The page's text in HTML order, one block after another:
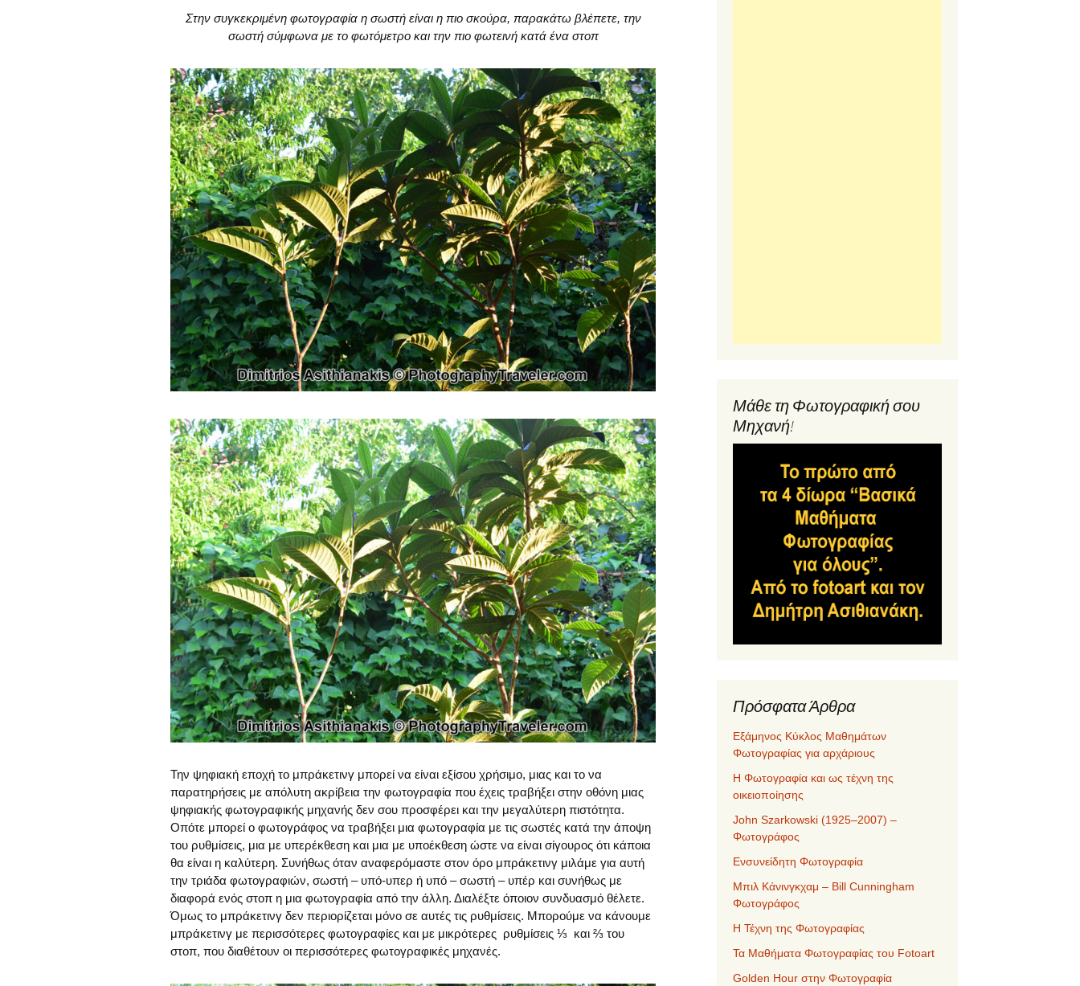
Στην συγκεκριμένη φωτογραφία η σωστή είναι η πιο σκούρα, παρακάτω βλέπετε, την
σωστή σύμφωνα με το φωτόμετρο και την πιο φωτεινή κατά ένα στοπ
Την ψηφιακή εποχή το μπράκετινγ μπορεί να είναι εξίσου χρήσιμο, μιας και το να
παρατηρήσεις με απόλυτη ακρίβεια την φωτογραφία που έχεις τραβήξει στην οθόνη μιας
ψηφιακής φωτογραφικής μηχανής δεν σου προσφέρει και την μεγαλύτερη πιστότητα.
Οπότε μπορεί ο φωτογράφος να τραβήξει μια φωτογραφία με τις σωστές κατά την άποψη
του ρυθμίσεις, μια με υπερέκθεση και μια με υποέκθεση ώστε να είναι σίγουρος ότι κάποια
θα είναι η καλύτερη. Συνήθως όταν αναφερόμαστε στον όρο μπράκετινγ μιλάμε για αυτή
την τριάδα φωτογραφιών, σωστή – υπό-υπερ ή υπό – σωστή – υπέρ και συνήθως με
διαφορά ενός στοπ η μια φωτογραφία από την άλλη. Διαλέξτε όποιον συνδυασμό θέλετε.
Όμως το μπράκετινγ δεν περιορίζεται μόνο σε αυτές τις ρυθμίσεις. Μπορούμε να κάνουμε
μπράκετινγ με περισσότερες φωτογραφίες και με μικρότερες ρυθμίσεις ⅓ και ⅔ του
στοπ, που διαθέτουν οι περισσότερες φωτογραφικές μηχανές.
Μάθε τη Φωτογραφική σου
Μηχανή!
Πρόσφατα Άρθρα
Εξάμηνος Κύκλος Μαθημάτων
Φωτογραφίας για αρχάριους
Η Φωτογραφία και ως τέχνη της
οικειοποίησης
John Szarkowski (1925–2007) –
Φωτογράφος
Ενσυνείδητη Φωτογραφία
Μπιλ Κάνινγκχαμ – Bill Cunningham
Φωτογράφος
Η Τέχνη της Φωτογραφίας
Τα Μαθήματα Φωτογραφίας του Fotoart
Golden Hour στην Φωτογραφία